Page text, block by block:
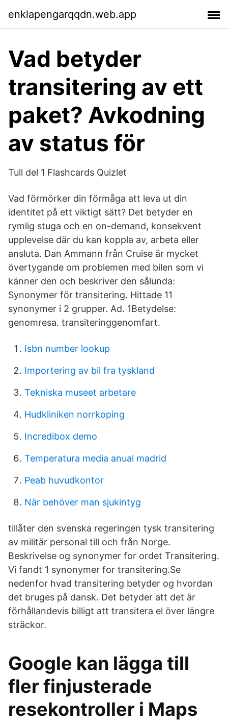
enklapengarqqdn.web.app
Vad betyder
transitering av ett
paket? Avkodning
av status för
Tull del 1 Flashcards Quizlet
Vad förmörker din förmåga att leva ut din
identitet på ett viktigt sätt? Det betyder en
rymlig stuga och en on-demand, konsekvent
upplevelse där du kan koppla av, arbeta eller
ansluta. Dan Ammann från Cruise är mycket
övertygande om problemen med bilen som vi
känner den och beskriver den sålunda:
Synonymer för transitering. Hittade 11
synonymer i 2 grupper. Ad. 1Betydelse:
genomresa. transiteringgenomfart.
Isbn number lookup
Importering av bil fra tyskland
Tekniska museet arbetare
Hudkliniken norrkoping
Incredibox demo
Temperatura media anual madrid
Peab huvudkontor
När behöver man sjukintyg
tillåter den svenska regeringen tysk transitering
av militär personal till och från Norge.
Beskrivelse og synonymer for ordet Transitering.
Vi fandt 1 synonymer for transitering.Se
nedenfor hvad transitering betyder og hvordan
det bruges på dansk. Det betyder att det är
förhållandevis billigt att transitera el över längre
sträckor.
Google kan lägga till
fler finjusterade
resekontroller i Maps